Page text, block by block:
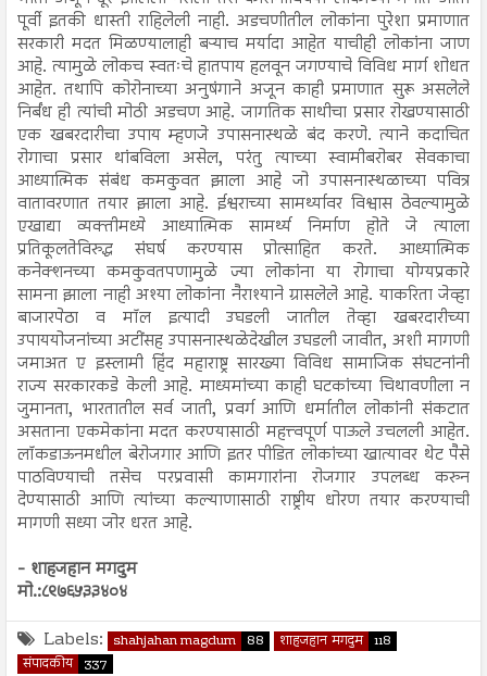
पूर्वी इतकी धास्ती राहिलेली नाही. अडचणीतील लोकांना पुरेशा प्रमाणात
सरकारी मदत मिळण्यालाही बऱ्याच मर्यादा आहेत याचीही लोकांना जाण
आहे. त्यामुळे लोकच स्वतःचे हातपाय हलवून जगण्याचे विविध मार्ग शोधत
आहेत. तथापि कोरोनाच्या अनुषंगाने अजून काही प्रमाणात सुरू असलेले
निर्बंध ही त्यांची मोठी अडचण आहे. जागतिक साथीचा प्रसार रोखण्यासाठी
एक खबरदारीचा उपाय म्हणजे उपासनास्थळे बंद करणे. त्याने कदाचित
रोगाचा प्रसार थांबविला असेल, परंतु त्याच्या स्वामीबरोबर सेवकाचा
आध्यात्मिक संबंध कमकुवत झाला आहे जो उपासनास्थळाच्या पवित्र
वातावरणात तयार झाला आहे. ईश्वराच्या सामर्थ्यावर विश्वास ठेवल्यामुळे
एखाद्या व्यक्तीमध्ये आध्यात्मिक सामर्थ्य निर्माण होते जे त्याला
प्रतिकूलतेविरुद्ध संघर्ष करण्यास प्रोत्साहित करते. आध्यात्मिक
कनेक्शनच्या कमकुवतपणामुळे ज्या लोकांना या रोगाचा योग्यप्रकारे
सामना झाला नाही अश्या लोकांना नैराश्याने ग्रासलेले आहे. याकरिता जेव्हा
बाजारपेठा व मॉल इत्यादी उघडली जातील तेव्हा खबरदारीच्या
उपाययोजनांच्या अटींसह उपासनास्थळेदेखील उघडली जावीत, अशी मागणी
जमाअत ए इस्लामी हिंद महाराष्ट्र सारख्या विविध सामाजिक संघटनांनी
राज्य सरकारकडे केली आहे. माध्यमांच्या काही घटकांच्या चिथावणीला न
जुमानता, भारतातील सर्व जाती, प्रवर्ग आणि धर्मातील लोकांनी संकटात
असताना एकमेकांना मदत करण्यासाठी महत्त्वपूर्ण पाऊले उचलली आहेत.
लॉकडाऊनमधील बेरोजगार आणि इतर पीडित लोकांच्या खात्यावर थेट पैसे
पाठविण्याची तसेच परप्रवासी कामगारांना रोजगार उपलब्ध करुन
देण्यासाठी आणि त्यांच्या कल्याणासाठी राष्ट्रीय धोरण तयार करण्याची
मागणी सध्या जोर धरत आहे.
- शाहजहान मगदुम
मो.:८९७६५३३४०४
Labels: shahjahan magdum 88 शाहजहान मगदुम 118
संपादकीय 337